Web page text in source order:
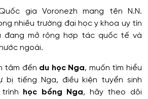
gia Voronezh mang tên N.N.
nhiều trường đại học y khoa uy tín
đang mở rộng hợp tác quốc tế và
ngoài.
tâm đến du học Nga, muốn tìm hiểu
bị tiếng Nga, điều kiện tuyển sinh
học bổng Nga, hãy theo dõi